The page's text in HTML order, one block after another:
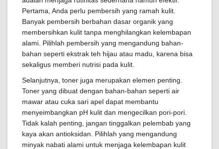
Pertama, Anda perlu pembersih yang ramah kulit.
Banyak pembersih berbahan dasar organik yang
membersihkan kulit tanpa menghilangkan kelembapan
alami. Pilihlah pembersih yang mengandung bahan-
bahan seperti ekstrak teh hijau atau madu, karena bisa
sekaligus memberi nutrisi pada kulit.
Selanjutnya, toner juga merupakan elemen penting.
Toner yang dibuat dengan bahan-bahan seperti air
mawar atau cuka sari apel dapat membantu
menyeimbangkan pH kulit dan mengecilkan pori-pori.
Tidak kalah penting, jangan tinggalkan pelembab yang
kaya akan antioksidan. Pilihlah yang mengandung
minyak nabati alami untuk menjaga kelembapan kulit